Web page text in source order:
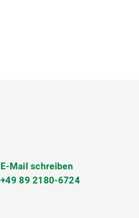
E-Mail schreiben
+49 89 2180-6724